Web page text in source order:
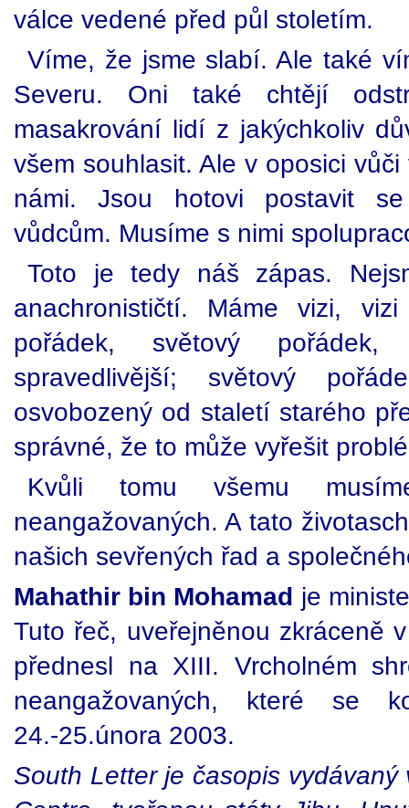
válce vedené před půl stoletím.
Víme, že jsme slabí. Ale také
Severu. Oni také chtějí
masakrování lidí z jakýchkoliv
všem souhlasit. Ale v oposici
námi. Jsou hotovi postavit
vůdcům. Musíme s nimi
Toto je tedy náš zápas.
anachronističtí. Máme vizi,
pořádek, světový
spravedlivější; světový
osvobozený od staletí starého
správné, že to může vyřešit
Kvůli tomu všemu
neangažovaných. A tato
našich sevřených řad a
Mahathir bin Mohamad je
Tuto řeč, uveřejněnou zkráceně
přednesl na XIII. Vrcholném
neangažovaných, které se
24.-25.února 2003.
South Letter je časopis